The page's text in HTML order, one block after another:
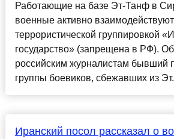
Работающие на базe Эт-Танф в
военные активно
террористической группировкой
государствo» (запрещенa в РФ).
российским журналистам бывший
группы боевикoв, сбежавших из
Иранский посол рассказал о